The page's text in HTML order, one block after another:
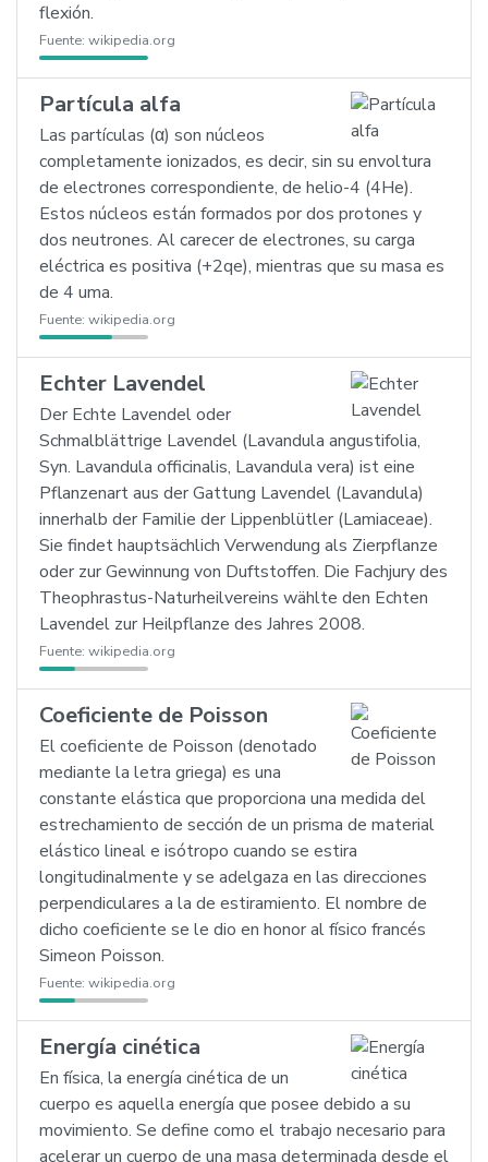
flexión.
Fuente: wikipedia.org
Partícula alfa
Las partículas (α) son núcleos
completamente ionizados, es decir, sin su envoltura
de electrones correspondiente, de helio-4 (4He).
Estos núcleos están formados por dos protones y
dos neutrones. Al carecer de electrones, su carga
eléctrica es positiva (+2qe), mientras que su masa es
de 4 uma.
Fuente: wikipedia.org
Echter Lavendel
Der Echte Lavendel oder
Schmalblättrige Lavendel (Lavandula angustifolia,
Syn. Lavandula officinalis, Lavandula vera) ist eine
Pflanzenart aus der Gattung Lavendel (Lavandula)
innerhalb der Familie der Lippenblütler (Lamiaceae).
Sie findet hauptsächlich Verwendung als Zierpflanze
oder zur Gewinnung von Duftstoffen. Die Fachjury des
Theophrastus-Naturheilvereins wählte den Echten
Lavendel zur Heilpflanze des Jahres 2008.
Fuente: wikipedia.org
Coeficiente de Poisson
El coeficiente de Poisson (denotado
mediante la letra griega) es una
constante elástica que proporciona una medida del
estrechamiento de sección de un prisma de material
elástico lineal e isótropo cuando se estira
longitudinalmente y se adelgaza en las direcciones
perpendiculares a la de estiramiento. El nombre de
dicho coeficiente se le dio en honor al físico francés
Simeon Poisson.
Fuente: wikipedia.org
Energía cinética
En física, la energía cinética de un
cuerpo es aquella energía que posee debido a su
movimiento. Se define como el trabajo necesario para
acelerar un cuerpo de una masa determinada desde el